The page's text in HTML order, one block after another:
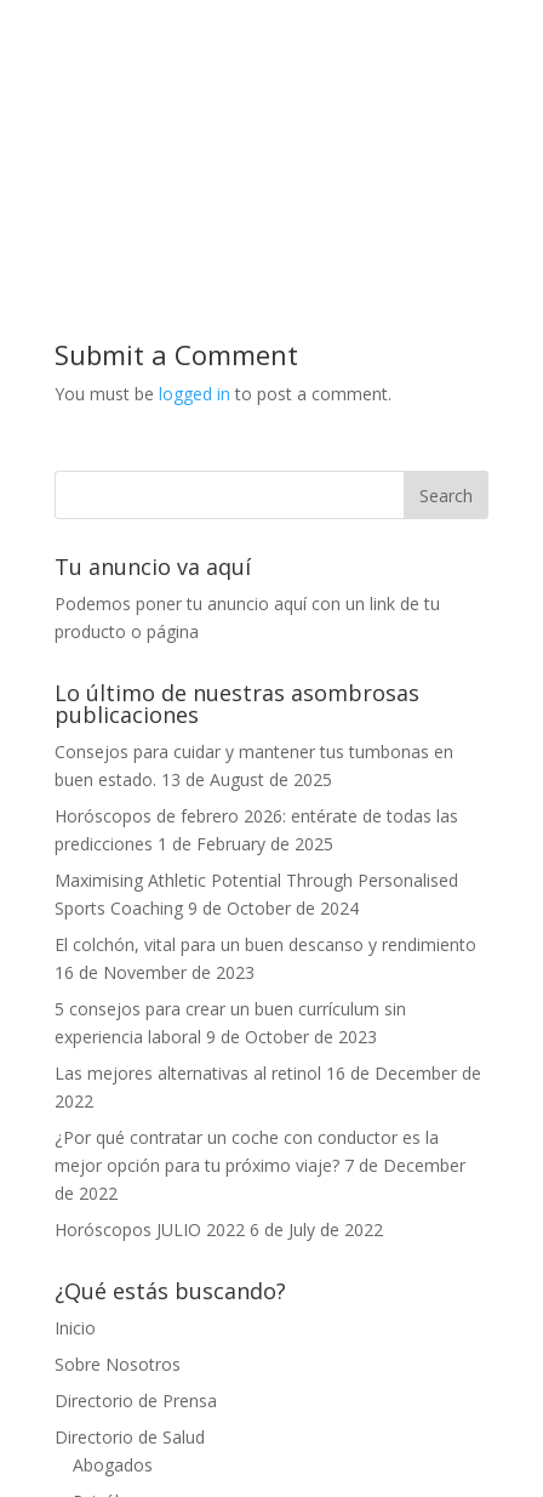
Submit a Comment
You must be logged in to post a comment.
Tu anuncio va aquí
Podemos poner tu anuncio aquí con un link de tu
producto o página
Lo último de nuestras asombrosas
publicaciones
Consejos para cuidar y mantener tus tumbonas en
buen estado. 13 de August de 2025
Horóscopos de febrero 2026: entérate de todas las
predicciones 1 de February de 2025
Maximising Athletic Potential Through Personalised
Sports Coaching 9 de October de 2024
El colchón, vital para un buen descanso y rendimiento
16 de November de 2023
5 consejos para crear un buen currículum sin
experiencia laboral 9 de October de 2023
Las mejores alternativas al retinol 16 de December de
2022
¿Por qué contratar un coche con conductor es la
mejor opción para tu próximo viaje? 7 de December
de 2022
Horóscopos JULIO 2022 6 de July de 2022
¿Qué estás buscando?
Inicio
Sobre Nosotros
Directorio de Prensa
Directorio de Salud
Abogados